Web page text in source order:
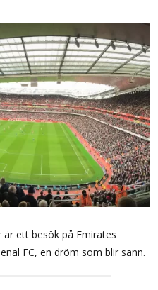
ett besök på Emirates
FC, en dröm som blir sann.